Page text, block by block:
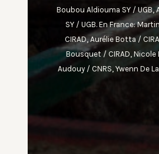
Boubou Aldiouma SY / UGB,
SY / UGB. En France:
CIRAD, Aurélie Botta /
Bousquet / CIRAD,
Audouy / CNRS, Ywenn De